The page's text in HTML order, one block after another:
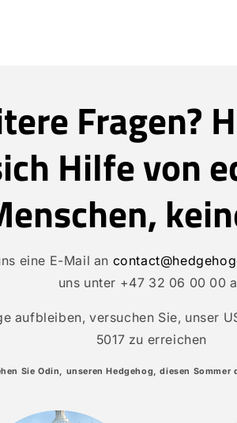
Fragen?
Hilfe von
eine E-Mail an
uns unter +47 32 06 00 00
aufbleiben, versuchen Sie, unser
5017 zu erreichen
Sie Odin, unseren Hedgehog, diesen